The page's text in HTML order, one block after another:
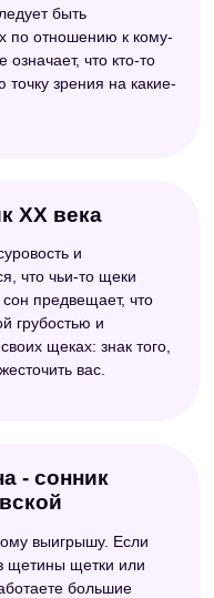
быть
по отношению к кому-
что кто-то
точку зрения на какие-
ХХ века
и
что чьи-то щеки
предвещает, что
грубостью и
щеках: знак того,
вас.
- сонник
выигрышу. Если
щетины щетки или
большие